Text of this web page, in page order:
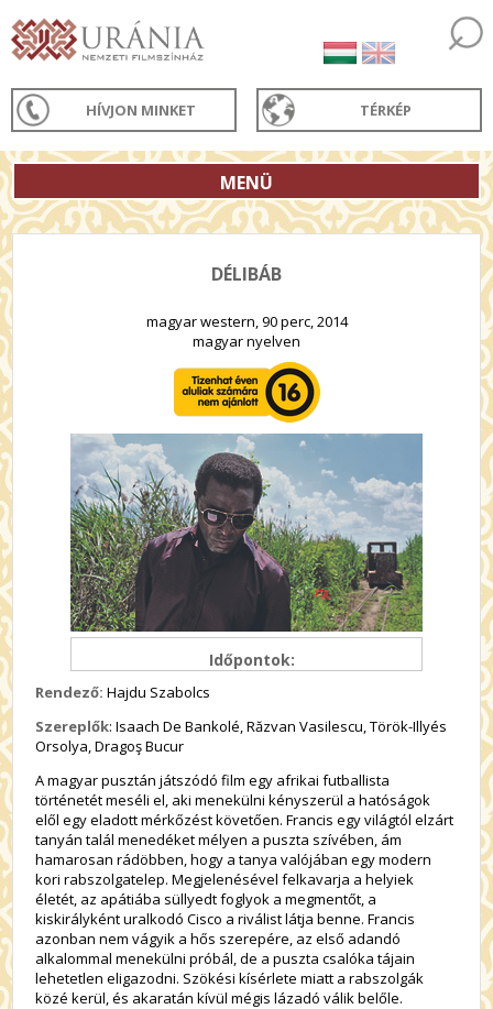
HÍVJON MINKET TÉRKÉP
MENÜ
DÉLIBÁB
magyar western, 90 perc, 2014
magyar nyelven
Időpontok:
Rendező: Hajdu Szabolcs
Szereplők: Isaach De Bankolé, Răzvan Vasilescu, Török-Illyés
Orsolya, Dragoş Bucur
A magyar pusztán játszódó film egy afrikai futballista
történetét meséli el, aki menekülni kényszerül a hatóságok
elől egy eladott mérkőzést követően. Francis egy világtól elzárt
tanyán talál menedéket mélyen a puszta szívében, ám
hamarosan rádöbben, hogy a tanya valójában egy modern
kori rabszolgatelep. Megjelenésével felkavarja a helyiek
életét, az apátiába süllyedt foglyok a megmentőt, a
kiskirályként uralkodó Cisco a riválist látja benne. Francis
azonban nem vágyik a hős szerepére, az első adandó
alkalommal menekülni próbál, de a puszta csalóka tájain
lehetetlen eligazodni. Szökési kísérlete miatt a rabszolgák
közé kerül, és akaratán kívül mégis lázadó válik belőle.